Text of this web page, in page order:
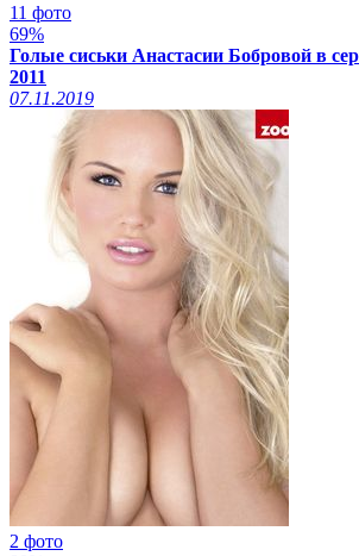
11 фото
69%
Голые сиськи Анастасии Бобровой в
2011
07.11.2019
2 фото